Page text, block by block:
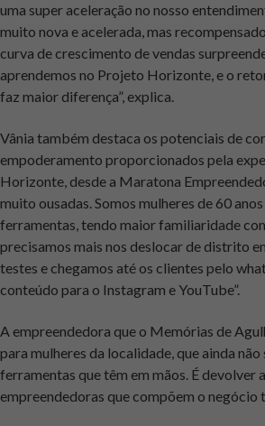
uma super aceleração no nosso
muito nova e acelerada, mas
curva de crescimento de vendas
aprendemos no Projeto Horizonte, e o
faz maior diferença”, explica.
Vânia também destaca os potenciais de
empoderamento proporcionados pela
Horizonte, desde a Maratona
muito ousadas. Somos mulheres de 60
ferramentas, tendo maior familiaridade
precisamos mais nos deslocar de distrito
testes e chegamos até os clientes pelo
conteúdo para o Instagram e YouTube”.
A empreendedora que o Memórias de
para mulheres da localidade, que ainda
ferramentas que têm em mãos. É devolver
empreendedoras que compõem o negócio